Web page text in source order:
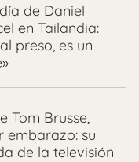
de Daniel
en Tailandia:
preso, es un
Tom Brusse,
embarazo: su
de la televisión